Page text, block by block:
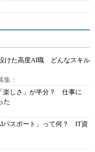
けた高度AI職 どんなスキル
集：
楽しさ」が半分？ 仕事に
た
パスポート」って何？ IT資